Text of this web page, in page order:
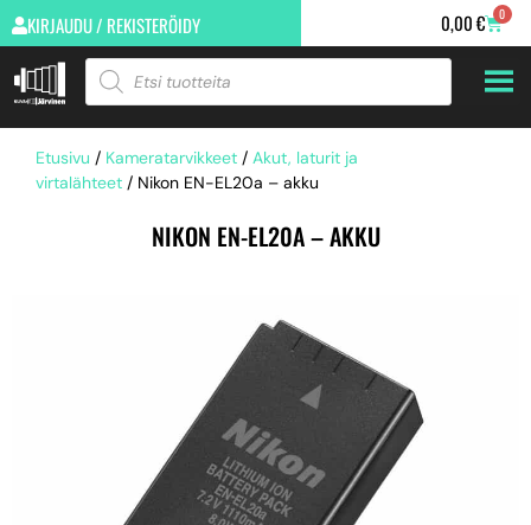
KIRJAUDU / REKISTERÖIDY 0,00€ 0
Etusivu / Kameratarvikkeet / Akut, laturit ja
virtalähteet / Nikon EN-EL20a – akku
NIKON EN-EL20A – AKKU